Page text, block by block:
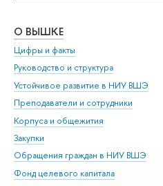
О ВЫШКЕ
Цифры и факты
Руководство и структура
Устойчивое развитие в НИУ ВШЭ
Преподаватели и сотрудники
Корпуса и общежития
Закупки
Обращения граждан в НИУ ВШЭ
Фонд целевого капитала